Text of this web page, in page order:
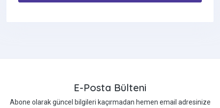
E-Posta Bülteni
Abone olarak güncel bilgileri kaçırmadan hemen email adresinize